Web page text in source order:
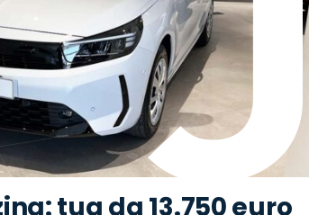
tua da 13.750 euro